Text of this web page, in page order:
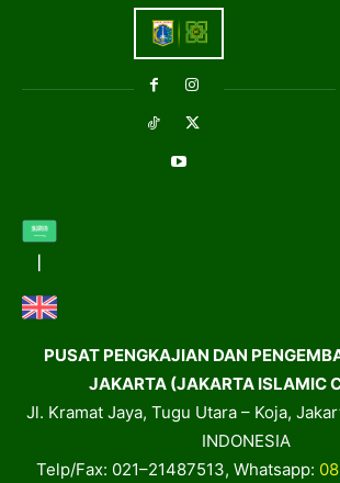
PUSAT PENGKAJIAN DAN
JAKARTA (JAKARTA ISLAMIC
Jl. Kramat Jaya, Tugu Utara – Koja,
INDONESIA
Telp/Fax: 021–21487513, Whatsapp: